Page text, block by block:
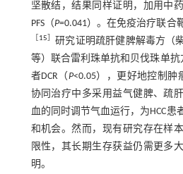
坚散结，结果同样证明，加用中
PFS（P=0.041）。在免疫治疗联合
15 ］研究证明疏肝健脾解毒方（
等）联合雷利珠单抗和贝伐珠单抗
者DCR（P<0.05），更好地控制肿
协同治疗中多采用益气健脾、疏
血的同时调节气血运行，为HCC患
和机会。然而，现有研究存在样
限性，其长期生存获益仍需更多
明。